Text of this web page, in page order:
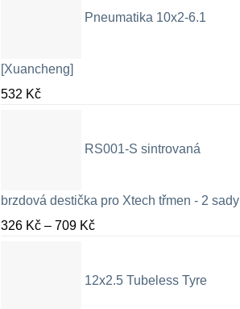
Pneumatika 10x2-6.1
[Xuancheng]
532 Kč
RS001-S sintrovaná
brzdová destička pro Xtech třmen - 2 sady
326 Kč – 709 KčRozpětí
až
12x2.5 Tubeless Tyre